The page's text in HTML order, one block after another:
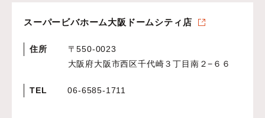
スーパービバホーム大阪ドームシティ店
住所
〒550-0023
大阪府大阪市西区千代崎３丁目南２−６６
TEL 06-6585-1711